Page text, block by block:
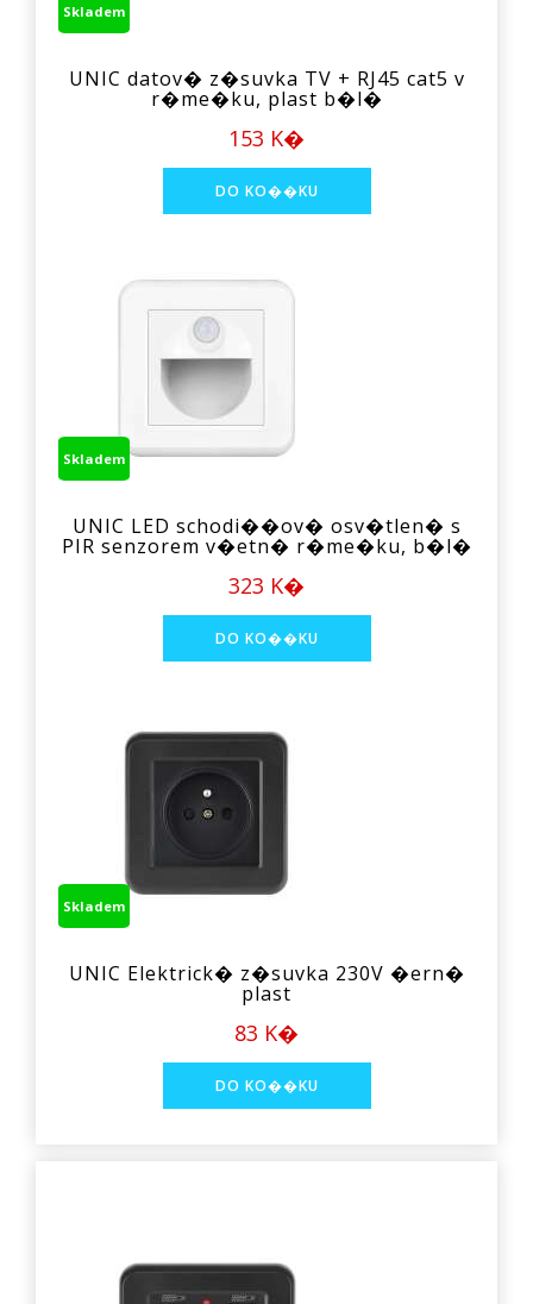
Skladem
UNIC datov� z�suvka TV + RJ45 cat5 v
r�me�ku, plast b�l�
153 K�
Skladem
UNIC LED schodi��ov� osv�tlen� s
PIR senzorem v�etn� r�me�ku, b�l�
323 K�
Skladem
UNIC Elektrick� z�suvka 230V �ern�
plast
83 K�